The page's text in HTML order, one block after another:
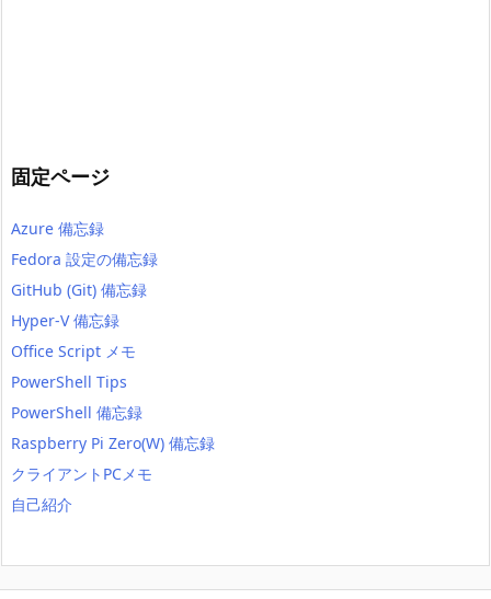
固定ページ
Azure 備忘録
Fedora 設定の備忘録
GitHub (Git) 備忘録
Hyper-V 備忘録
Office Script メモ
PowerShell Tips
PowerShell 備忘録
Raspberry Pi Zero(W) 備忘録
クライアントPCメモ
自己紹介